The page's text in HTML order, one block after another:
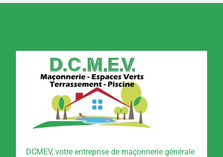
DCMEV, votre entreprise de maçonnerie générale